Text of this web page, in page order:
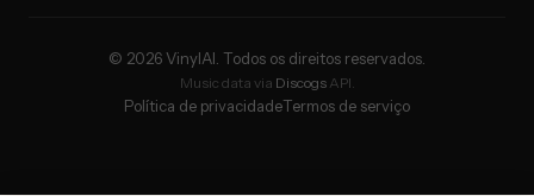
© 2026 VinylAI. Todos os direitos reservados.
Music data via DiscogsAPI.
Política de privacidadeTermos de serviço